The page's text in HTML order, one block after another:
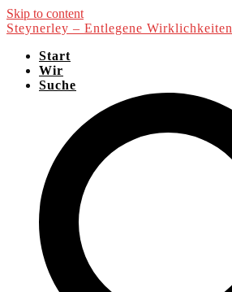
Skip to content
Steynerley – Entlegene Wirklichkeiten
Start
Wir
Suche